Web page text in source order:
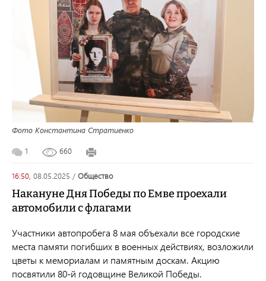
Фото Константина Стратиенко
1 660
16:50, 08.05.2025 / общество
Накануне Дня Победы по Емве проехали
автомобили с флагами
Участники автопробега 8 мая объехали все городские
места памяти погибших в военных действиях, возложили
цветы к мемориалам и памятным доскам. Акцию
посвятили 80-й годовщине Великой Победы.